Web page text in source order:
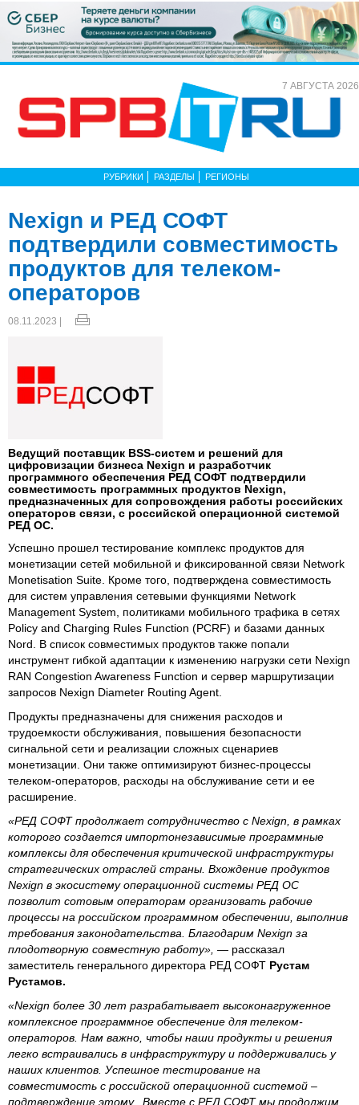
7 АВГУСТА 2026
РУБРИКИ РАЗДЕЛЫ РЕГИОНЫ
Nexign и РЕД СОФТ
подтвердили совместимость
продуктов для телеком-
операторов
08.11.2023 |
Ведущий поставщик BSS-систем и решений для
цифровизации бизнеса Nexign и разработчик
программного обеспечения РЕД СОФТ подтвердили
совместимость программных продуктов Nexign,
предназначенных для сопровождения работы российских
операторов связи, с российской операционной системой
РЕД ОС.
Успешно прошел тестирование комплекс продуктов для
монетизации сетей мобильной и фиксированной связи Network
Monetisation Suite. Кроме того, подтверждена совместимость
для систем управления сетевыми функциями Network
Management System, политиками мобильного трафика в сетях
Policy and Charging Rules Function (PCRF) и базами данных
Nord. В список совместимых продуктов также попали
инструмент гибкой адаптации к изменению нагрузки сети Nexign
RAN Congestion Awareness Function и сервер маршрутизации
запросов Nexign Diameter Routing Agent.
Продукты предназначены для снижения расходов и
трудоемкости обслуживания, повышения безопасности
сигнальной сети и реализации сложных сценариев
монетизации. Они также оптимизируют бизнес-процессы
телеком-операторов, расходы на обслуживание сети и ее
расширение.
«РЕД СОФТ продолжает сотрудничество с Nexign, в рамках
которого создается импортонезависимые программные
комплексы для обеспечения критической инфраструктуры
стратегических отраслей страны. Вхождение продуктов
Nexign в экосистему операционной системы РЕД ОС
позволит сотовым операторам организовать рабочие
процессы на российском программном обеспечении, выполнив
требования законодательства. Благодарим Nexign за
плодотворную совместную работу», — рассказал
заместитель генерального директора РЕД СОФТ Рустам
Рустамов.
«Nexign более 30 лет разрабатывает высоконагруженное
комплексное программное обеспечение для телеком-
операторов. Нам важно, чтобы наши продукты и решения
легко встраивались в инфраструктуру и поддерживались у
наших клиентов. Успешное тестирование на
совместимость с российской операционной системой –
подтверждение этому. Вместе с РЕД СОФТ мы продолжим